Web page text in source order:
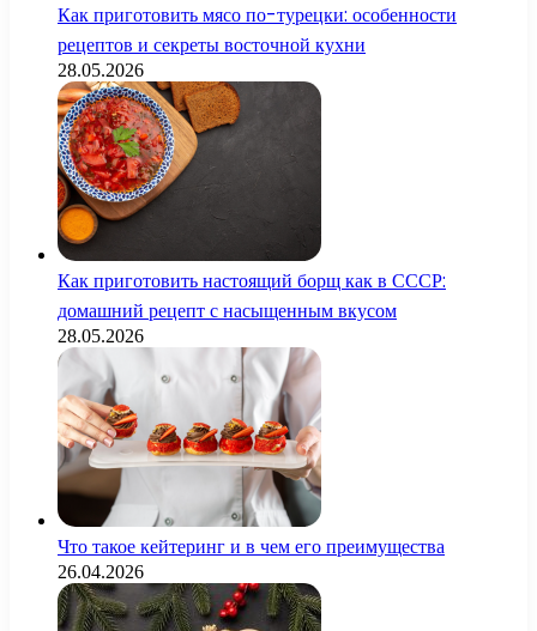
Как приготовить мясо по-турецки: особенности
рецептов и секреты восточной кухни
28.05.2026
Как приготовить настоящий борщ как в СССР:
домашний рецепт с насыщенным вкусом
28.05.2026
Что такое кейтеринг и в чем его преимущества
26.04.2026